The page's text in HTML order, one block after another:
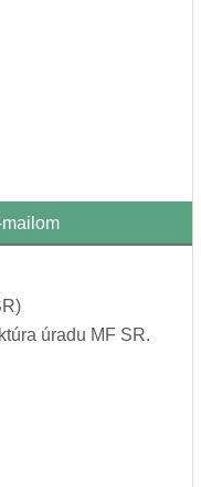
úradu MF SR.